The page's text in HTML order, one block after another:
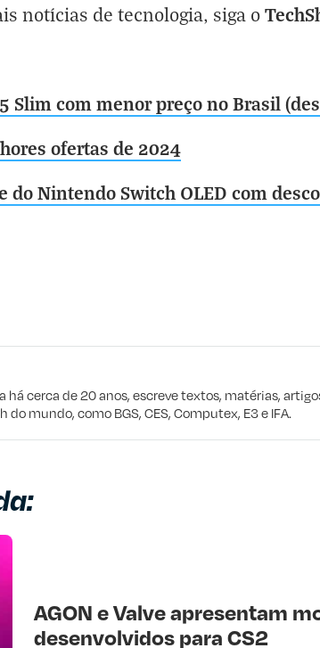
notícias de tecnologia, siga o
Slim com menor preço no Brasil
ofertas de 2024
do Nintendo Switch OLED com
há cerca de 20 anos, escreve textos, matérias,
mundo, como BGS, CES, Computex, E3 e IFA.
AGON e Valve apresentam
desenvolvidos para CS2